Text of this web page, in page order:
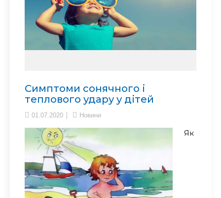
Симптоми сонячного і
теплового удару у дітей
01.07.2020 Новини
Як